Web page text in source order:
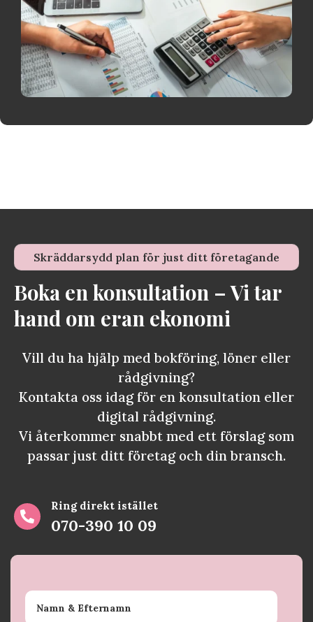
Skräddarsydd plan för just ditt företagande
Boka en konsultation – Vi tar
hand om eran ekonomi
Vill du ha hjälp med bokföring, löner eller
rådgivning?
Kontakta oss idag för en konsultation eller
digital rådgivning.
Vi återkommer snabbt med ett förslag som
passar just ditt företag och din bransch.

Ring direkt istället
070-390 10 09